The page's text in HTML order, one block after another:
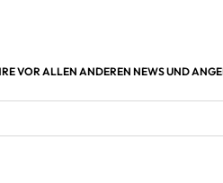
VOR ALLEN ANDEREN NEWS UND